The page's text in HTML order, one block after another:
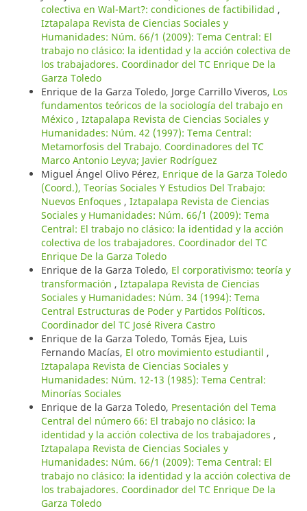
colectiva en Wal-Mart?: condiciones de factibilidad ,
Iztapalapa Revista de Ciencias Sociales y
Humanidades: Núm. 66/1 (2009): Tema Central: El
trabajo no clásico: la identidad y la acción colectiva de
los trabajadores. Coordinador del TC Enrique De la
Garza Toledo
Enrique de la Garza Toledo, Jorge Carrillo Viveros, Los
fundamentos teóricos de la sociología del trabajo en
México , Iztapalapa Revista de Ciencias Sociales y
Humanidades: Núm. 42 (1997): Tema Central:
Metamorfosis del Trabajo. Coordinadores del TC
Marco Antonio Leyva; Javier Rodríguez
Miguel Ángel Olivo Pérez, Enrique de la Garza Toledo
(Coord.), Teorías Sociales Y Estudios Del Trabajo:
Nuevos Enfoques , Iztapalapa Revista de Ciencias
Sociales y Humanidades: Núm. 66/1 (2009): Tema
Central: El trabajo no clásico: la identidad y la acción
colectiva de los trabajadores. Coordinador del TC
Enrique De la Garza Toledo
Enrique de la Garza Toledo, El corporativismo: teoría y
transformación , Iztapalapa Revista de Ciencias
Sociales y Humanidades: Núm. 34 (1994): Tema
Central Estructuras de Poder y Partidos Políticos.
Coordinador del TC José Rivera Castro
Enrique de la Garza Toledo, Tomás Ejea, Luis
Fernando Macías, El otro movimiento estudiantil ,
Iztapalapa Revista de Ciencias Sociales y
Humanidades: Núm. 12-13 (1985): Tema Central:
Minorías Sociales
Enrique de la Garza Toledo, Presentación del Tema
Central del número 66: El trabajo no clásico: la
identidad y la acción colectiva de los trabajadores ,
Iztapalapa Revista de Ciencias Sociales y
Humanidades: Núm. 66/1 (2009): Tema Central: El
trabajo no clásico: la identidad y la acción colectiva de
los trabajadores. Coordinador del TC Enrique De la
Garza Toledo